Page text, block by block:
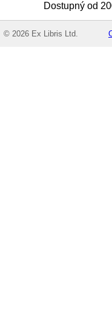
Dostupný od
© 2026 Ex Libris Ltd.